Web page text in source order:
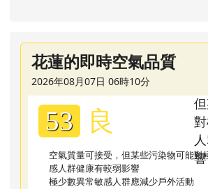
花蓮的即時空氣品質
2026年08月07日 06時10分
53 良
空氣質量可接受，但某些污染物可能對
感人群健康有較弱影響
極少數異常敏感人群應減少戶外活動